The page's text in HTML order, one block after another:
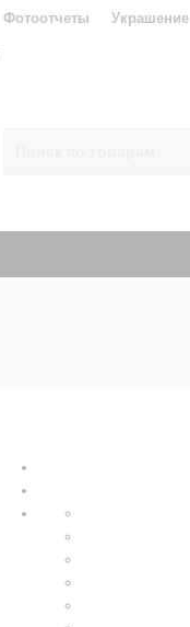
Фотоотчеты Украшение